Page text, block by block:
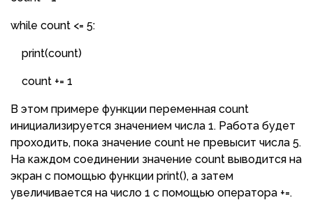
while count <= 5:
print(count)
count += 1
В этом примере функции переменная count
инициализируется значением числа 1. Работа будет
проходить, пока значение count не превысит числа 5.
На каждом соединении значение count выводится на
экран с помощью функции print(), а затем
увеличивается на число 1 с помощью оператора +=.